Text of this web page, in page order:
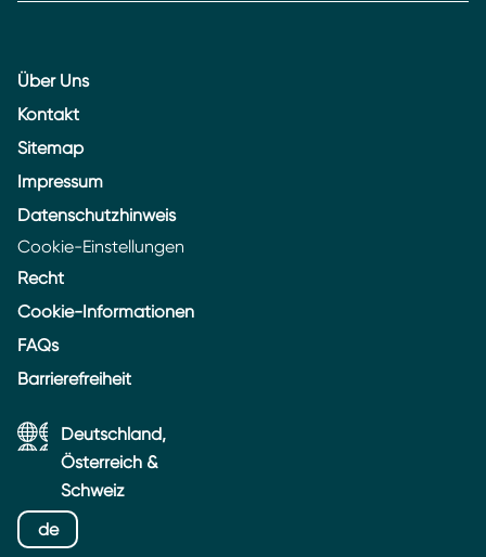
Über Uns
Kontakt
Sitemap
Impressum
Datenschutzhinweis
Cookie-Einstellungen
Recht
Cookie-Informationen
FAQs
Barrierefreiheit
Deutschland,
Österreich &
Schweiz
de